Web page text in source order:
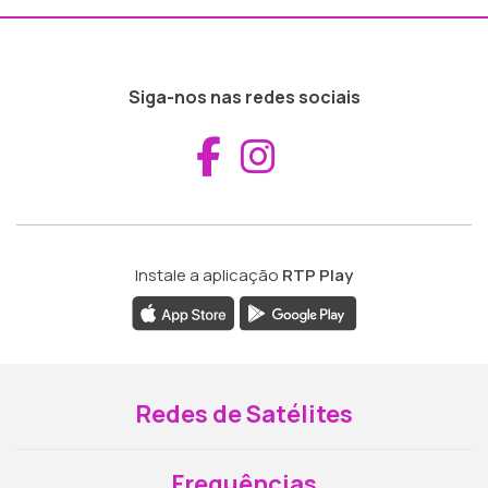
Siga-nos nas redes sociais
Aceder ao
Instale a aplicação RTP Play
Redes de Satélites